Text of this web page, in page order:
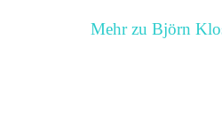
Mehr zu Björn